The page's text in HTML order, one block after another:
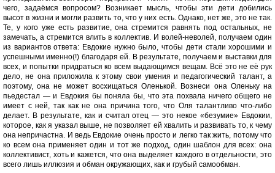
чего, задаёмся вопросом? Возникает мысль, чтобы эти дети добились
высот в жизни и могли развить то, что у них есть. Однако, нет же, это не так.
Те, у кого уже есть развитие, она стремится равнять под остальных, не
замечать, а стремится влить в коллектив. И волей-неволей, получаем один
из вариантов ответа: Евдокие нужно было, чтобы дети стали хорошими и
успешными именно(!) благодаря ей. В результате, получаем и выставки для
всех, и попытки придраться ко всем выдающимся вещам. Всё это не её рук
дело, не она приложила к этому свои умения и педагогический талант, а
поэтому, она не может восхищаться Оленькой. Вознеси она Оленьку на
пьедестал — и Евдокия бы поняла бы, что эта похвала ничего общего не
имеет с ней, так как не она причина того, что Оля талантливо что-либо
делает. В результате, как и считал отец — это некое «безумие» Евдокии,
которое, как я указал выше, не позволяет ей хвалить и развивать то, к чему
она непричастна. И ведь Евдокие очень просто и легко так жить, потому что
ко всем она применяет один и тот же подход, один шаблон для всех: она
коллективист, хоть и кажется, что она выделяет каждого в отдельности, это
всего лишь иллюзия и обман окружающих, как и грубый самообман.